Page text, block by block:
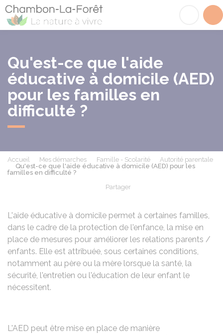
Qu'est-ce que l'aide
éducative à domicile (AED)
pour les familles en
difficulté ?
Accueil Mes démarches Famille - Scolarité
Autorité parentale
Qu'est-ce que l'aide éducative à domicile (AED) pour les
familles en difficulté ?
Partager
L'aide éducative à domicile permet à certaines familles,
dans le cadre de la protection de l'enfance, la mise en
place de mesures pour améliorer les relations parents /
enfants. Elle est attribuée, sous certaines conditions,
notamment au père ou la mère lorsque la santé, la
sécurité, l'entretien ou l'éducation de leur enfant le
nécessitent.
L'AED peut être mise en place de manière